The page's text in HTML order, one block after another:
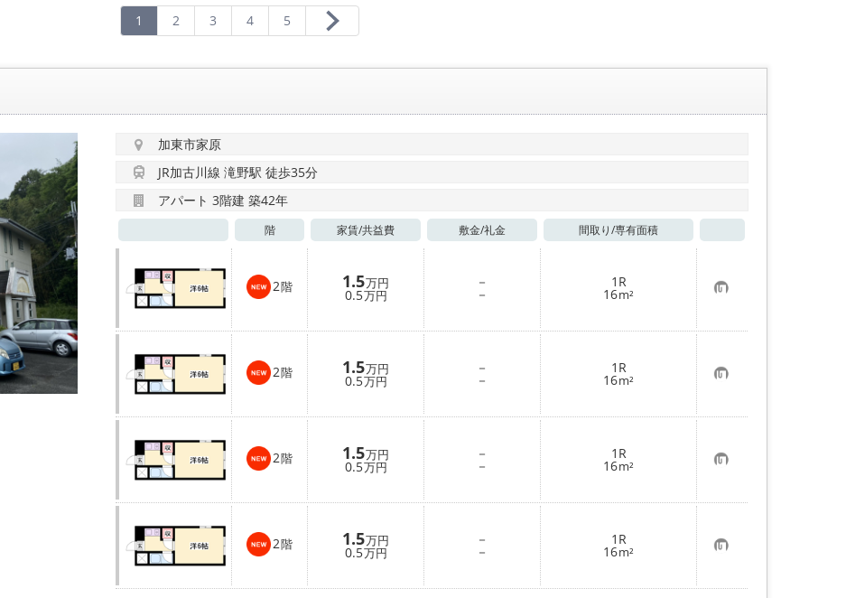
1 2 3 4 5
加東市家原
JR加古川線 滝野駅 徒歩35分
アパート 3階建 築42年
階 家賃/共益費 敷金/礼金 間取り/専有面積
2階 1.5万円
0.5万円
－
－
1R
16m² お
気
に
入
り
登
録
2階 1.5万円
0.5万円
－
－
1R
16m² お
気
に
入
り
登
録
2階 1.5万円
0.5万円
－
－
1R
16m² お
気
に
入
り
登
録
2階 1.5万円
0.5万円
－
－
1R
16m² お
気
に
入